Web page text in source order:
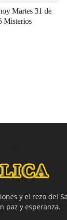
Martes 31 de
Misterios
y el rezo del
paz y esperanza.